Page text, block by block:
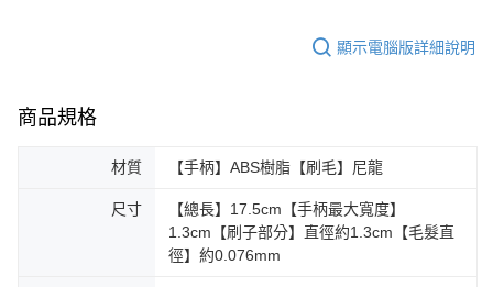
顯示電腦版詳細說明
商品規格
材質 【手柄】ABS樹脂【刷毛】尼龍
尺寸
【總長】17.5cm【手柄最大寬度】
1.3cm【刷子部分】直徑約1.3cm【毛髮直
徑】約0.076mm